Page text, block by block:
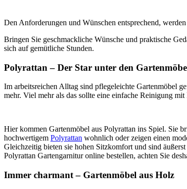
Den Anforderungen und Wünschen entsprechend,
Bringen Sie geschmackliche Wünsche und praktische
sich auf gemütliche Stunden.
Polyrattan – Der Star unter den
Im arbeitsreichen Alltag sind pflegeleichte Gartenmöbel
mehr. Viel mehr als das sollte eine einfache Reinigung
Hier kommen Gartenmöbel aus Polyrattan ins Spiel. Sie
hochwertigem Polyrattan wohnlich oder zeigen einen
Gleichzeitig bieten sie hohen Sitzkomfort und sind
Polyrattan Gartengarnitur online bestellen, achten Sie
Immer charmant – Gartenmöbel aus Holz